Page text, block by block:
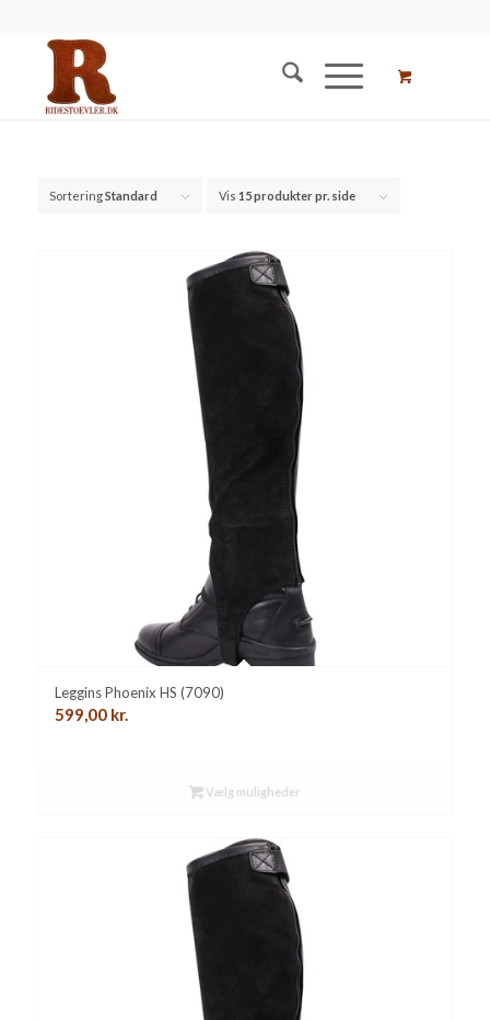
SorteringStandard Vis 15 produkter pr. side
Leggins Phoenix HS (7090)
599,00 kr.
Vælg muligheder